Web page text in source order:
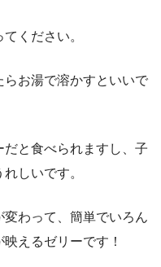
ください。
お湯で溶かすといいで
と食べられますし、子
しいです。
わって、簡単でいろん
えるゼリーです！